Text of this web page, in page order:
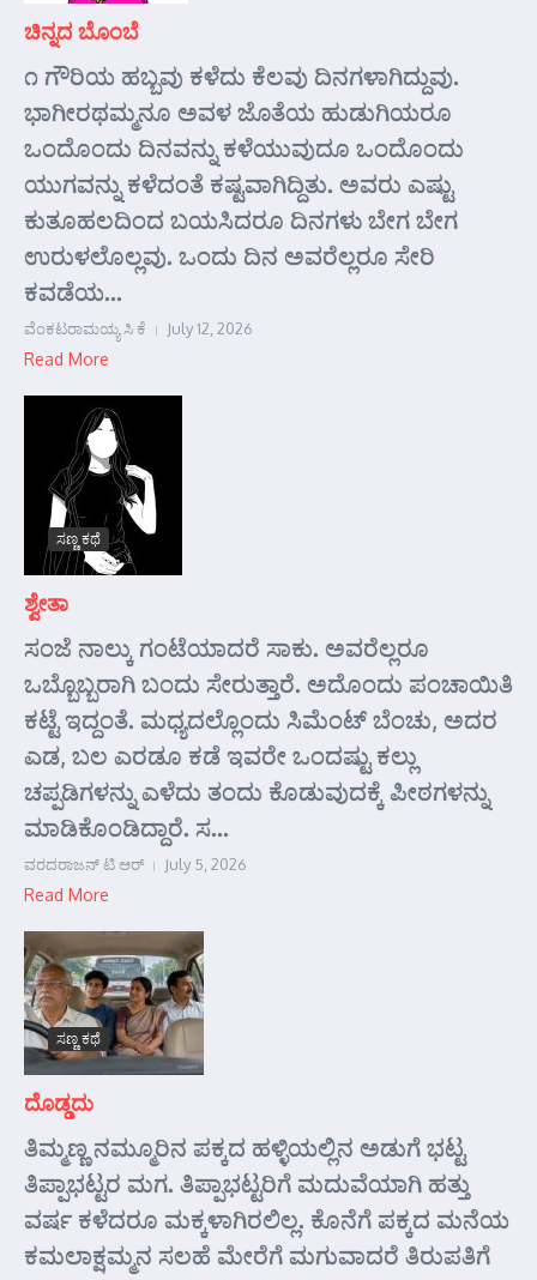
ಚಿನ್ನದ ಬೊಂಬೆ
೧ ಗೌರಿಯ ಹಬ್ಬವು ಕಳೆದು ಕೆಲವು ದಿನಗಳಾಗಿದ್ದುವು.
ಭಾಗೀರಥಮ್ಮನೂ ಅವಳ ಜೊತೆಯ ಹುಡುಗಿಯರೂ
ಒಂದೊಂದು ದಿನವನ್ನು ಕಳೆಯುವುದೂ ಒಂದೊಂದು
ಯುಗವನ್ನು ಕಳೆದಂತೆ ಕಷ್ಟವಾಗಿದ್ದಿತು. ಅವರು ಎಷ್ಟು
ಕುತೂಹಲದಿಂದ ಬಯಸಿದರೂ ದಿನಗಳು ಬೇಗ ಬೇಗ
ಉರುಳಲೊಲ್ಲವು. ಒಂದು ದಿನ ಅವರೆಲ್ಲರೂ ಸೇರಿ
ಕವಡೆಯ...
ವೆಂಕಟರಾಮಯ್ಯ ಸಿ ಕೆ July 12, 2026
Read More
ಸಣ್ಣ ಕಥೆ
ಶ್ವೇತಾ
ಸಂಜೆ ನಾಲ್ಕು ಗಂಟೆಯಾದರೆ ಸಾಕು. ಅವರೆಲ್ಲರೂ
ಒಬ್ಬೊಬ್ಬರಾಗಿ ಬಂದು ಸೇರುತ್ತಾರೆ. ಅದೊಂದು ಪಂಚಾಯಿತಿ
ಕಟ್ಟೆ ಇದ್ದಂತೆ. ಮಧ್ಯದಲ್ಲೊಂದು ಸಿಮೆಂಟ್ ಬೆಂಚು, ಅದರ
ಎಡ, ಬಲ ಎರಡೂ ಕಡೆ ಇವರೇ ಒಂದಷ್ಟು ಕಲ್ಲು
ಚಪ್ಪಡಿಗಳನ್ನು ಎಳೆದು ತಂದು ಕೊಡುವುದಕ್ಕೆ ಪೀಠಗಳನ್ನು
ಮಾಡಿಕೊಂಡಿದ್ದಾರೆ. ಸ...
ವರದರಾಜನ್ ಟಿ ಆರ್ July 5, 2026
Read More
ಸಣ್ಣ ಕಥೆ
ದೊಡ್ಡದು
ತಿಮ್ಮಣ್ಣ ನಮ್ಮೂರಿನ ಪಕ್ಕದ ಹಳ್ಳಿಯಲ್ಲಿನ ಅಡುಗೆ ಭಟ್ಟ
ತಿಪ್ಪಾಭಟ್ಟರ ಮಗ. ತಿಪ್ಪಾಭಟ್ಟರಿಗೆ ಮದುವೆಯಾಗಿ ಹತ್ತು
ವರ್ಷ ಕಳೆದರೂ ಮಕ್ಕಳಾಗಿರಲಿಲ್ಲ. ಕೊನೆಗೆ ಪಕ್ಕದ ಮನೆಯ
ಕಮಲಾಕ್ಷಮ್ಮನ ಸಲಹೆ ಮೇರೆಗೆ ಮಗುವಾದರೆ ತಿರುಪತಿಗೆ